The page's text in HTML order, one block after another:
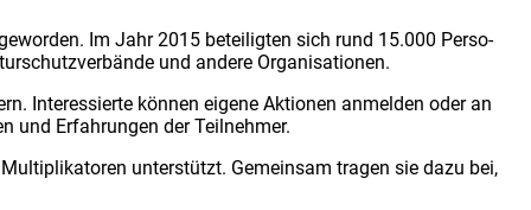
Im Jahr 2015 betei­lig­ten sich rund 15.000 Per­so­
und ande­re Orga­ni­sa­tio­nen.
Inter­es­sier­te kön­nen eige­ne Aktio­nen anmel­den oder an
und Erfah­run­gen der Teil­neh­mer.
unter­stützt. Gemein­sam tra­gen sie dazu bei,